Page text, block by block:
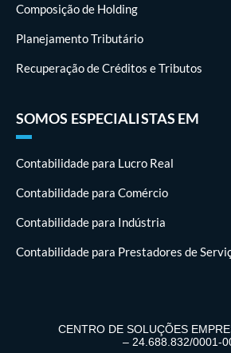
Composição de Holding
Planejamento Tributário
Recuperação de Créditos e Tributos
SOMOS ESPECIALISTAS EM
Contabilidade para Lucro Real
Contabilidade para Comércio
Contabilidade para Indústria
Contabilidade para Prestadores de
CENTRO DE SOLUÇÕES
– 24.688.832/0001-